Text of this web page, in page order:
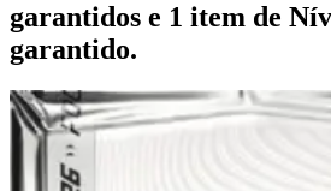
garantidos e 1 item de
garantido.